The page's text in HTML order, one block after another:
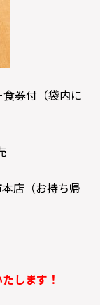
券付（袋内に
店（お持ち帰
します！